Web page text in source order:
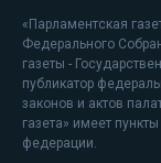
«Парламентская
Федерального
газеты -
публикатор
законов и актов
газета» имеет
федерации.